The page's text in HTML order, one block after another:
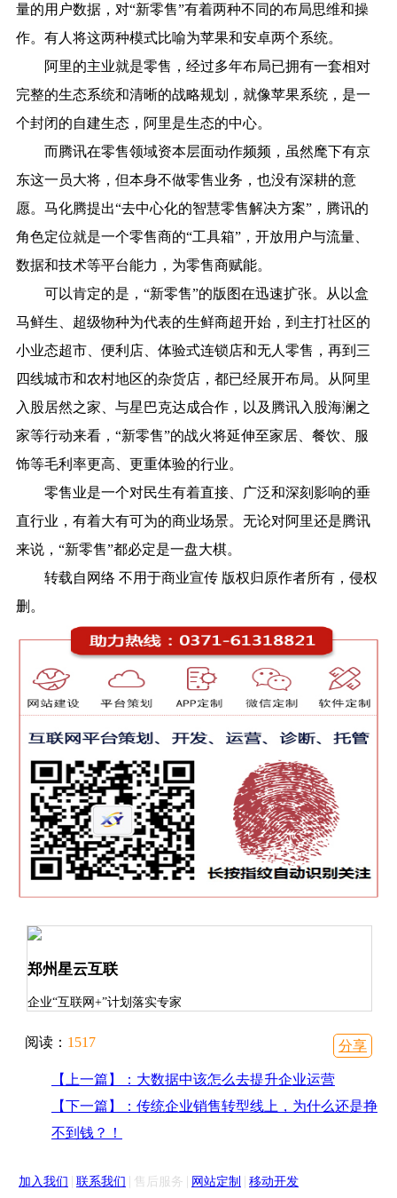
量的用户数据，对“新零售”有着两种不同的布局思维和操
作。有人将这两种模式比喻为苹果和安卓两个系统。
阿里的主业就是零售，经过多年布局已拥有一套相对
完整的生态系统和清晰的战略规划，就像苹果系统，是一
个封闭的自建生态，阿里是生态的中心。
而腾讯在零售领域资本层面动作频频，虽然麾下有京
东这一员大将，但本身不做零售业务，也没有深耕的意
愿。马化腾提出“去中心化的智慧零售解决方案”，腾讯的
角色定位就是一个零售商的“工具箱”，开放用户与流量、
数据和技术等平台能力，为零售商赋能。
可以肯定的是，“新零售”的版图在迅速扩张。从以盒
马鲜生、超级物种为代表的生鲜商超开始，到主打社区的
小业态超市、便利店、体验式连锁店和无人零售，再到三
四线城市和农村地区的杂货店，都已经展开布局。从阿里
入股居然之家、与星巴克达成合作，以及腾讯入股海澜之
家等行动来看，“新零售”的战火将延伸至家居、餐饮、服
饰等毛利率更高、更重体验的行业。
零售业是一个对民生有着直接、广泛和深刻影响的垂
直行业，有着大有可为的商业场景。无论对阿里还是腾讯
来说，“新零售”都必定是一盘大棋。
转载自网络 不用于商业宣传 版权归原作者所有，侵权
删。
郑州星云互联
企业“互联网+”计划落实专家
阅读： 1517 分享
【上一篇】：大数据中该怎么去提升企业运营
【下一篇】：传统企业销售转型线上，为什么还是挣
不到钱？！
加入我们 | 联系我们 | 售后服务 | 网站定制 | 移动开发